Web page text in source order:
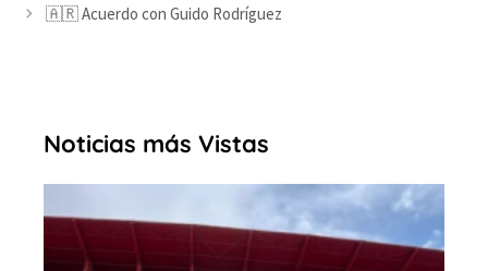
🇦🇷 Acuerdo con Guido Rodríguez
Noticias más Vistas